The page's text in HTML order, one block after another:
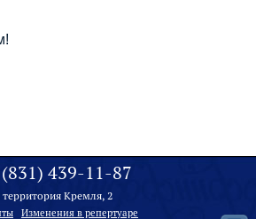
(831) 439-11-87
территория Кремля, 2
Изменения в репертуаре